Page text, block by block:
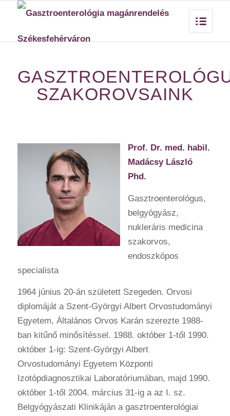
SZAKOROVSAINK
Prof. Dr. med. habil.
Madácsy László
Phd.
Gasztroenterológus,
belgyógyász,
nukleráris medicina
szakorvos,
endoszkópos
specialista
1964 június 20-án született Szegeden. Orvosi
diplomáját a Szent-Györgyi Albert Orvostudományi
Egyetem, Általános Orvos Karán szerezte 1988-
ban kitűnő minősítéssel. 1988. október 1-től 1990.
október 1-ig: Szent-Györgyi Albert
Orvostudományi Egyetem Központi
Izotópdiagnosztikai Laboratóriumában, majd 1990.
október 1-től 2004. március 31-ig a az I. sz.
Belgyógyászati Klinikáján a gasztroenterológiai